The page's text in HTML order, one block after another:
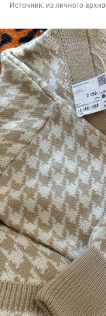
Источник: из личного